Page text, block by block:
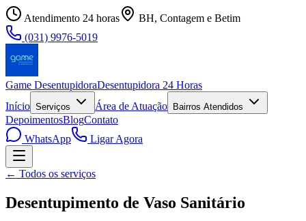
Atendimento 24 horas
BH, Contagem e Betim
(031) 9976-5019
Game DesentupidoraDesentupidora 24 Horas
Início Serviços Área de Atuação Bairros Atendidos
DepoimentosBlogContato
WhatsApp
Ligar Agora
← Todos os serviços
Desentupimento de Vaso Sanitário